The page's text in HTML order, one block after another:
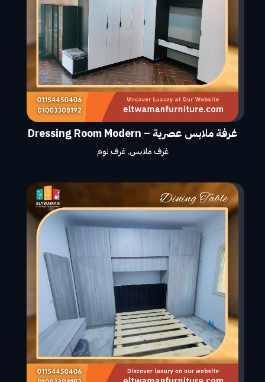
غرفة ملابس عصرية – Dressing Room Modern
غرف ملابس,غرف نوم